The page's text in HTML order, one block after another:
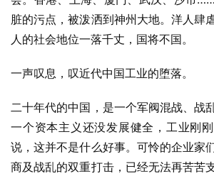
脏的污点，被泼洒到神州大地。洋人肆
人的社会地位一落千丈，国将不国。
一声叹息，叹近代中国工业的堕落。
二十年代的中国，是一个军阀混战、战
一个资本主义还没发展健全，工业刚
说，这并不是什么好事。可怜的企业家
商及战乱的双重打击，已经无法再苦苦